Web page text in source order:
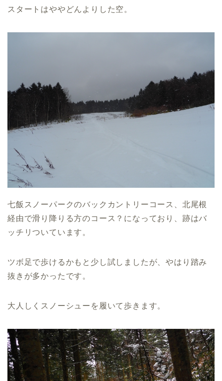
スタートはややどんよりした空。
七飯スノーパークのバックカントリーコース、北尾根
経由で滑り降りる方のコース？になっており、跡はバ
ッチリついています。
ツボ足で歩けるかもと少し試しましたが、やはり踏み
抜きが多かったです。
大人しくスノーシューを履いて歩きます。